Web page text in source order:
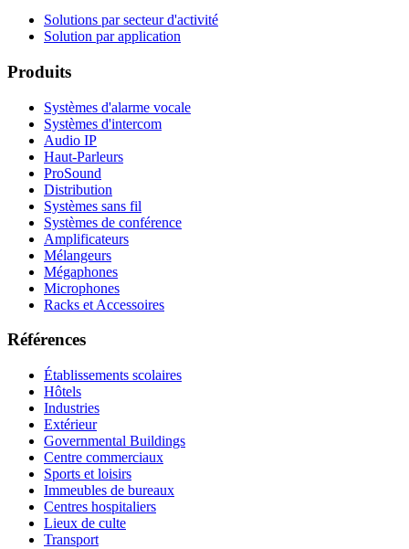
Solutions par secteur d'activité
Solution par application
Produits
Systèmes d'alarme vocale
Systèmes d'intercom
Audio IP
Haut-Parleurs
ProSound
Distribution
Systèmes sans fil
Systèmes de conférence
Amplificateurs
Mélangeurs
Mégaphones
Microphones
Racks et Accessoires
Références
Établissements scolaires
Hôtels
Industries
Extérieur
Governmental Buildings
Centre commerciaux
Sports et loisirs
Immeubles de bureaux
Centres hospitaliers
Lieux de culte
Transport